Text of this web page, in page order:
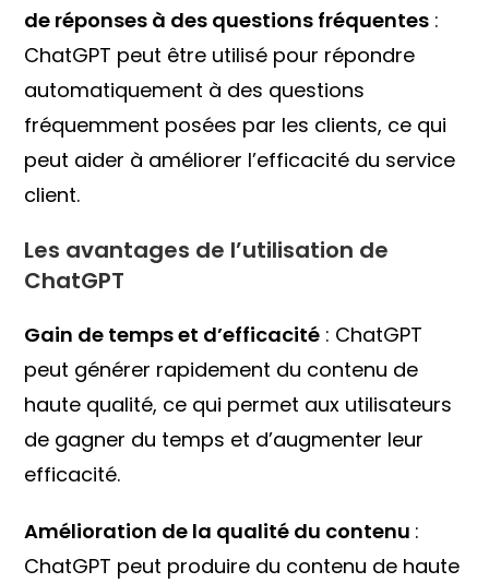
de réponses à des questions fréquentes :
ChatGPT peut être utilisé pour répondre
automatiquement à des questions
fréquemment posées par les clients, ce qui
peut aider à améliorer l’efficacité du service
client.
Les avantages de l’utilisation de
ChatGPT
Gain de temps et d’efficacité : ChatGPT
peut générer rapidement du contenu de
haute qualité, ce qui permet aux utilisateurs
de gagner du temps et d’augmenter leur
efficacité.
Amélioration de la qualité du contenu :
ChatGPT peut produire du contenu de haute